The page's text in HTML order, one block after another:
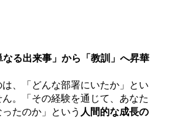
なる出来事」から「教訓」へ昇華
、「どんな部署にいたか」とい
。「その経験を通じて、あなた
たのか」という 人間的な成長の